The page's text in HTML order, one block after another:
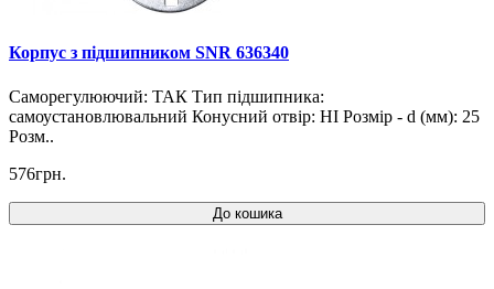
Корпус з підшипником SNR 636340
Саморегулюючий: ТАК Тип підшипника:
самоустановлювальний Конусний отвір: НІ Розмір - d (мм): 25
Розм..
576грн.
До кошика